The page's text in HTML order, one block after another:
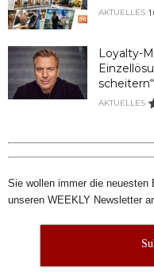
AKTUELLES
Loyalty-
scheitern“
AKTUELLES
Sie wollen immer die neuesten
unseren WEEKLY Newsletter